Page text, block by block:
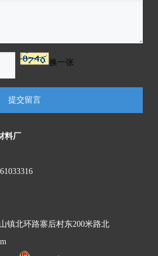
换一张
提交留言
料厂
镇北环路寨后村东200米路北